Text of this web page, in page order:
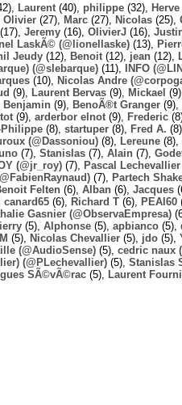
Laurent (40), philippe (32),
Olivier (27), Marc (27), Nicolas (25),
(17), Jeremy (16), OlivierJ (16),
LaskÃ© (@lionellaske) (13),
Jeudy (12), Benoit (12), jean (12),
(@slebarque) (11), INFO
(10), Nicolas Andre
(9), Laurent Bervas (9), Mickael (9),
Benjamin (9), BenoÃ®t Granger (9),
(9), arderbor elnot (9), Frederic
Philippe (8), startuper (8), Fred A. (8),
(@Dassoniou) (8), Lereune (8),
(7), Stanislas (7), Alain (7),
(@jr_roy) (7),
Pascal
(7),
Partech
Felten (6), Alban (6), Jacques
canard65 (6), Richard T (6), PEAI60
Gasnier (@ObservaEmpresa)
(5), Alphonse (5), apbianco (5),
(5), Nicolas Chevallier (5), jdo (5),
(@AudioSense) (5), cedric naux
(@PLechevallier) (5), Stanislas
SÃ©vÃ©rac (5), Laurent